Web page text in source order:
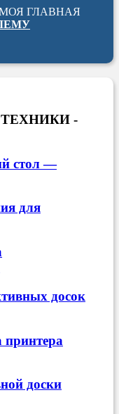
ГЛАВНАЯ
-
стол —
для
досок
принтера
доски